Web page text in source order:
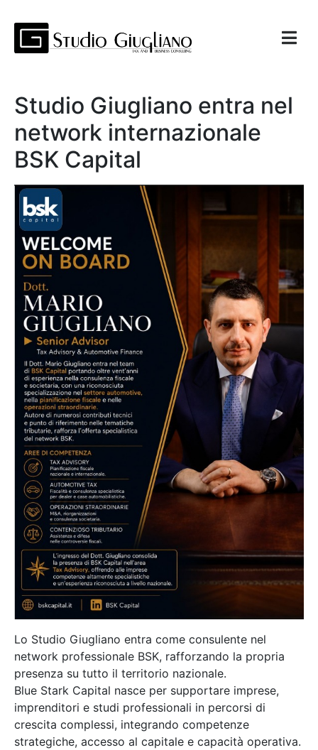
Studio Giugliano entra nel
network internazionale
BSK Capital
Lo Studio Giugliano entra come consulente nel
network professionale BSK, rafforzando la propria
presenza su tutto il territorio nazionale.
Blue Stark Capital nasce per supportare imprese,
imprenditori e studi professionali in percorsi di
crescita complessi, integrando competenze
strategiche, accesso al capitale e capacità operativa.